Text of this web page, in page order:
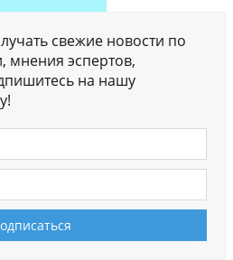
свежие новости по
мнения эспертов,
на нашу